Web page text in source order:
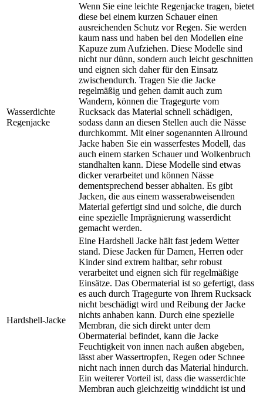
Wasserdichte
Regenjacke
Wenn Sie eine leichte Regenjacke tragen, bietet
diese bei einem kurzen Schauer einen
ausreichenden Schutz vor Regen. Sie werden
kaum nass und haben bei den Modellen eine
Kapuze zum Aufziehen. Diese Modelle sind
nicht nur dünn, sondern auch leicht geschnitten
und eignen sich daher für den Einsatz
zwischendurch. Tragen Sie die Jacke
regelmäßig und gehen damit auch zum
Wandern, können die Tragegurte vom
Rucksack das Material schnell schädigen,
sodass dann an diesen Stellen auch die Nässe
durchkommt. Mit einer sogenannten Allround
Jacke haben Sie ein wasserfestes Modell, das
auch einem starken Schauer und Wolkenbruch
standhalten kann. Diese Modelle sind etwas
dicker verarbeitet und können Nässe
dementsprechend besser abhalten. Es gibt
Jacken, die aus einem wasserabweisenden
Material gefertigt sind und solche, die durch
eine spezielle Imprägnierung wasserdicht
gemacht werden.
Hardshell-Jacke
Eine Hardshell Jacke hält fast jedem Wetter
stand. Diese Jacken für Damen, Herren oder
Kinder sind extrem haltbar, sehr robust
verarbeitet und eignen sich für regelmäßige
Einsätze. Das Obermaterial ist so gefertigt, dass
es auch durch Tragegurte von Ihrem Rucksack
nicht beschädigt wird und Reibung der Jacke
nichts anhaben kann. Durch eine spezielle
Membran, die sich direkt unter dem
Obermaterial befindet, kann die Jacke
Feuchtigkeit von innen nach außen abgeben,
lässt aber Wassertropfen, Regen oder Schnee
nicht nach innen durch das Material hindurch.
Ein weiterer Vorteil ist, dass die wasserdichte
Membran auch gleichzeitig winddicht ist und